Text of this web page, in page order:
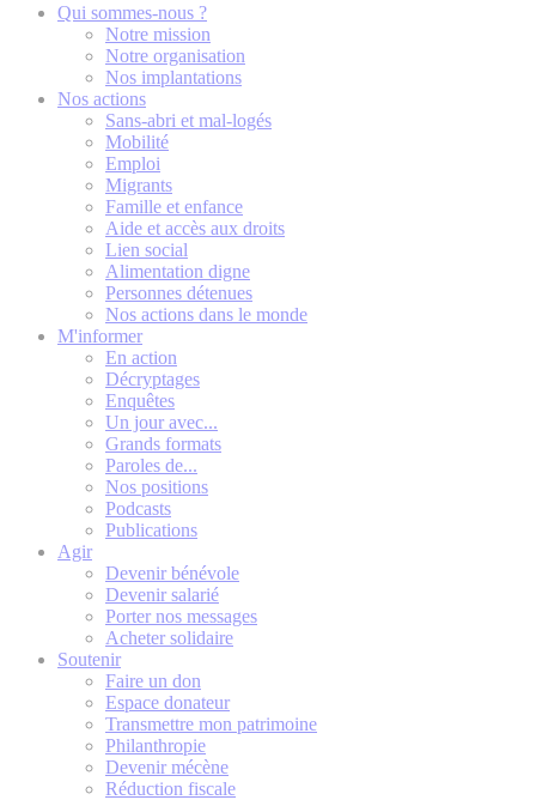
Qui sommes-nous ?
Notre mission
Notre organisation
Nos implantations
Nos actions
Sans-abri et mal-logés
Mobilité
Emploi
Migrants
Famille et enfance
Aide et accès aux droits
Lien social
Alimentation digne
Personnes détenues
Nos actions dans le monde
M'informer
En action
Décryptages
Enquêtes
Un jour avec...
Grands formats
Paroles de...
Nos positions
Podcasts
Publications
Agir
Devenir bénévole
Devenir salarié
Porter nos messages
Acheter solidaire
Soutenir
Faire un don
Espace donateur
Transmettre mon patrimoine
Philanthropie
Devenir mécène
Réduction fiscale